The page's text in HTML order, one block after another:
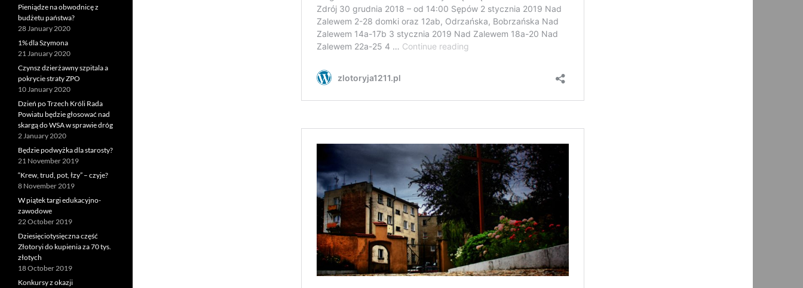
Pieniądze na obwodnicę z
budżetu państwa?
28 January 2020
1% dla Szymona
21 January 2020
Czynsz dzierżawny szpitala a
pokrycie straty ZPO
10 January 2020
Dzień po Trzech Króli Rada
Powiatu będzie głosować nad
skargą do WSA w sprawie dróg
2 January 2020
Będzie podwyżka dla starosty?
21 November 2019
“Krew, trud, pot, łzy” – czyje?
8 November 2019
W piątek targi edukacyjno-
zawodowe
22 October 2019
Dziesięciotysięczna część
Złotoryi do kupienia za 70 tys.
złotych
18 October 2019
Konkursy z okazji